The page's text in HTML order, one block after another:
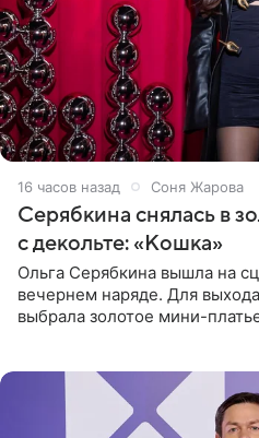
16 часов назад Соня Жарова
Серябкина снялась в
с декольте: «Кошка»
Ольга Серябкина вышла на
вечернем наряде. Для
выбрала золотое мини-